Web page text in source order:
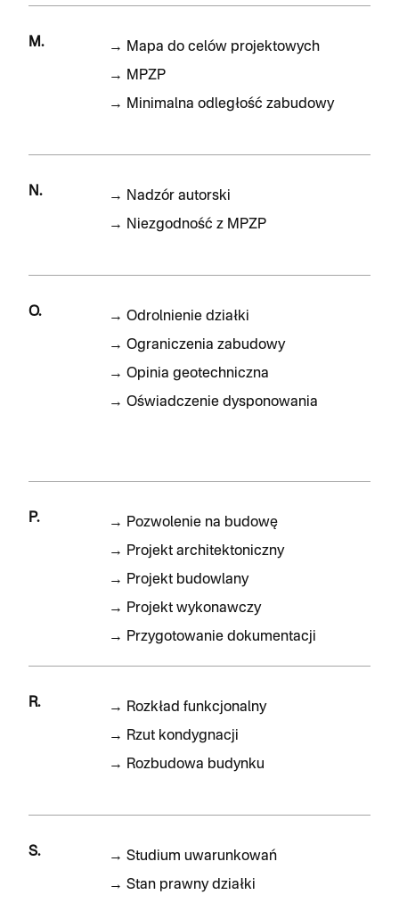
M. → Mapa do celów projektowych
→ MPZP
→ Minimalna odległość zabudowy
N. →
Nadzór autorski
→
Niezgodność z MPZP
O. → Odrolnienie działki
→ Ograniczenia zabudowy
→ Opinia geotechniczna
→ Oświadczenie dysponowania
P. → Pozwolenie na budowę
→ Projekt architektoniczny
→ Projekt budowlany
→ Projekt wykonawczy
→ Przygotowanie dokumentacji
R. → Rozkład funkcjonalny
→ Rzut kondygnacji
→ Rozbudowa budynku
S. → Studium uwarunkowań
→ Stan prawny działki